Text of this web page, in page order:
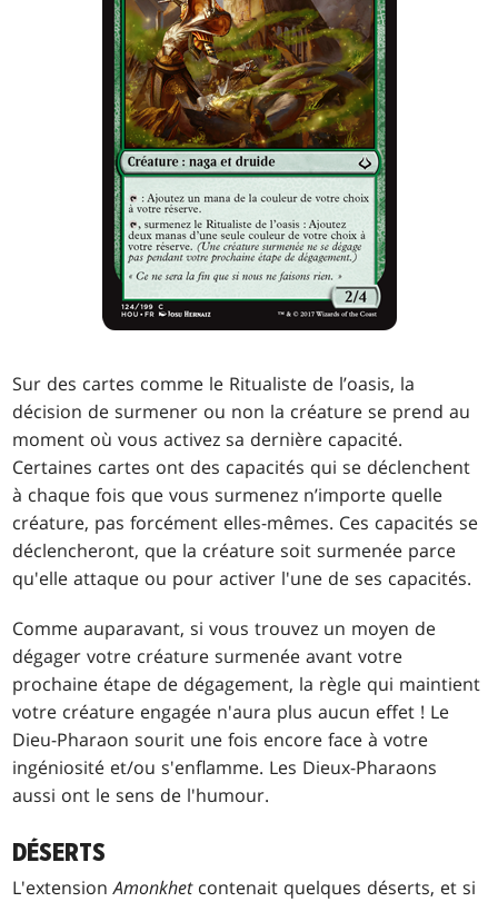
Sur des cartes comme le Ritualiste de l’oasis, la
décision de surmener ou non la créature se prend au
moment où vous activez sa dernière capacité.
Certaines cartes ont des capacités qui se déclenchent
à chaque fois que vous surmenez n’importe quelle
créature, pas forcément elles-mêmes. Ces capacités se
déclencheront, que la créature soit surmenée parce
qu'elle attaque ou pour activer l'une de ses capacités.
Comme auparavant, si vous trouvez un moyen de
dégager votre créature surmenée avant votre
prochaine étape de dégagement, la règle qui maintient
votre créature engagée n'aura plus aucun effet ! Le
Dieu-Pharaon sourit une fois encore face à votre
ingéniosité et/ou s'enflamme. Les Dieux-Pharaons
aussi ont le sens de l'humour.
DÉSERTS
L'extensionAmonkhetcontenait quelques déserts, et si